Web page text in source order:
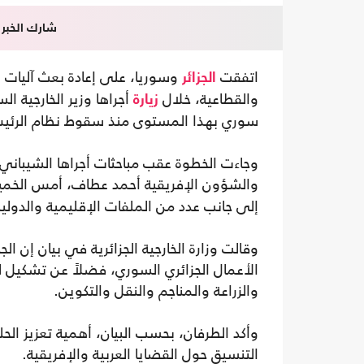
شارك الخبر
اتفقت الجزائر وسوريا، على إعادة بعث آليات
والقطاعية، خلال زيارة أجراها وزير
سوري بهذا المستوى منذ سقوط نظام الرئيس
وجاءت الخطوة عقب مباحثات أجراها الشيباني
والشؤون الإفريقية أحمد عطاف، أمس
إلى جانب عدد من الملفات الإقليمية
وقالت وزارة الخارجية الجزائرية في بيان إن
الأعمال الجزائري السوري، فضلاً عن تشكيل
والزراعة والمناجم والنقل والتكوين.
وأكد الطرفان، بحسب البيان، أهمية تعزيز
التنسيق حول القضايا العربية والإفريقية.